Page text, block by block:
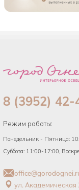
8 (3952) 42-
Режим работы:
Понедельник - Пятница:
Суббота: 11:00-17:00,
ул. Академическая